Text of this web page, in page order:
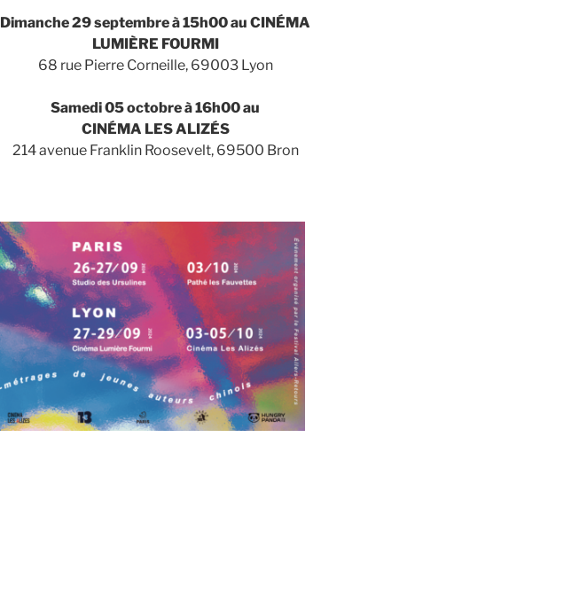
Dimanche 29 septembre à15h00 au CINÉMA
LUMIÈRE FOURMI
68 rue Pierre Corneille, 69003 Lyon
Samedi 05 octobre à16h00au
CINÉMA LES ALIZÉS
214 avenue Franklin Roosevelt, 69500 Bron